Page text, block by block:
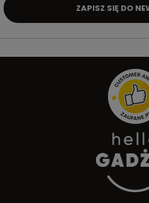
ZAPISZ SIĘ DO